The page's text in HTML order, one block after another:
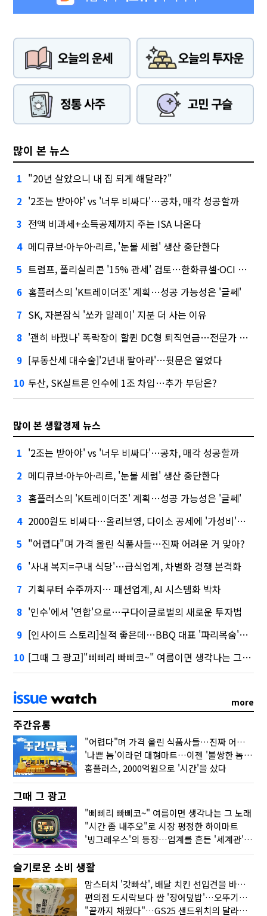
많이 본 뉴스
1 "20년 살았으니 내 집 되게 해달라?"
2 '2조는 받아야' vs '너무 비싸다'…공차, 매각 성공할까
3 전액 비과세+소득공제까지 주는 ISA 나온다
4 메디큐브·아누아·리르, '눈물 세럼' 생산 중단한다
5 트럼프, 폴리실리콘 '15% 관세' 검토…한화큐셀·OCI 영향은?
6 홈플러스의 'K트레이더조' 계획…성공 가능성은 '글쎄'
7 SK, 자본잠식 '쏘카 말레이' 지분 더 사는 이유
8 '괜히 바꿨나' 폭락장이 할퀸 DC형 퇴직연금…전문가 조언은
9 [부동산세 대수술]'2년내 팔아라'…뒷문은 열었다
10 두산, SK실트론 인수에 1조 차입…추가 부담은?
많이 본 생활경제 뉴스
1 '2조는 받아야' vs '너무 비싸다'…공차, 매각 성공할까
2 메디큐브·아누아·리르, '눈물 세럼' 생산 중단한다
3 홈플러스의 'K트레이더조' 계획…성공 가능성은 '글쎄'
4 2000원도 비싸다…올리브영, 다이소 공세에 '가성비'로 맞불
5 "어렵다"며 가격 올린 식품사들…진짜 어려운 거 맞아?
6 '사내 복지=구내 식당'…급식업계, 차별화 경쟁 본격화
7 기획부터 수주까지… 패션업계, AI 시스템화 박차
8 '인수'에서 '연합'으로…구다이글로벌의 새로운 투자법
9 [인사이드 스토리]실적 좋은데…BBQ 대표 '파리목숨'된 이유
10 [그때 그 광고]"삐삐리 빠삐코~" 여름이면 생각나는 그 노래
more
주간유통
"어렵다"며 가격 올린 식품사들…진짜 어려운 거 맞아?
'나쁜 놈'이라던 대형마트…이젠 '불쌍한 놈' 됐다
홈플러스, 2000억원으로 '시간'을 샀다
그때 그 광고
"삐삐리 빠삐코~" 여름이면 생각나는 그 노래
"시간 좀 내주오"로 시장 평정한 하이마트
'빙그레우스'의 등장…업계를 흔든 '세계관' 마케팅
슬기로운 소비 생활
맘스터치 '갓빠삭', 배달 치킨 선입견을 바꿨다
편의점 도시락보다 싼 '장어덮밥'…오뚜기가 해냈다
"끝까지 채웠다"…GS25 샌드위치의 달라진 '속'사정